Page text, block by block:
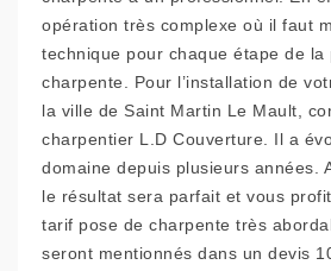
opération très complexe où il faut
technique pour chaque étape de la
charpente. Pour l’installation de
la ville de Saint Martin Le Mault,
charpentier L.D Couverture. Il a
domaine depuis plusieurs années.
le résultat sera parfait et vous
tarif pose de charpente très
seront mentionnés dans un devis